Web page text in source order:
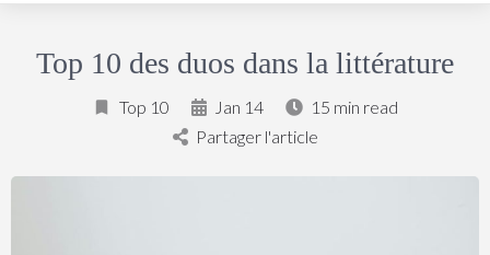
Top 10 des duos dans la littérature
Top 10 Jan 14
15 min read
Partager l'article